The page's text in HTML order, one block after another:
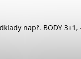
např. BODY 3+1,